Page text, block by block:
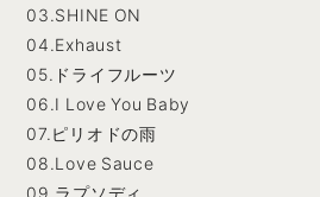
03.SHINE ON
04.Exhaust
05.ドライフルーツ
06.I Love You Baby
07.ピリオドの雨
08.Love Sauce